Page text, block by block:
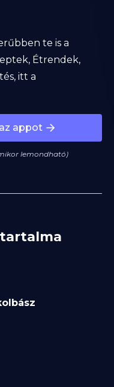
te is a
Étrendek,
itt a
appot
lemondható)